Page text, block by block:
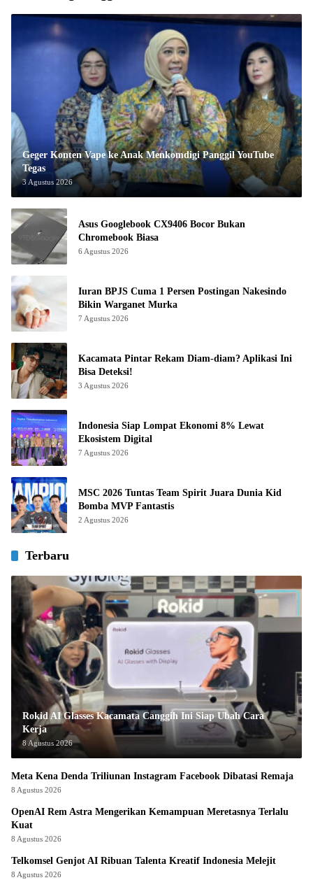
Geger Konten Vape ke Anak Menkomdigi Panggil YouTube
Tegas
3 Agustus 2026
Asus Googlebook CX9406 Bocor Bukan
Chromebook Biasa
6 Agustus 2026
Iuran BPJS Cuma 1 Persen Postingan Nakesindo
Bikin Warganet Murka
7 Agustus 2026
Kacamata Pintar Rekam Diam-diam? Aplikasi Ini
Bisa Deteksi!
3 Agustus 2026
Indonesia Siap Lompat Ekonomi 8% Lewat
Ekosistem Digital
7 Agustus 2026
MSC 2026 Tuntas Team Spirit Juara Dunia Kid
Bomba MVP Fantastis
2 Agustus 2026
Terbaru
Rokid AI Glasses Kacamata Canggih Ini Siap Ubah Cara
Kerja
8 Agustus 2026
Meta Kena Denda Triliunan Instagram Facebook Dibatasi Remaja
8 Agustus 2026
OpenAI Rem Astra Mengerikan Kemampuan Meretasnya Terlalu
Kuat
8 Agustus 2026
Telkomsel Genjot AI Ribuan Talenta Kreatif Indonesia Melejit
8 Agustus 2026